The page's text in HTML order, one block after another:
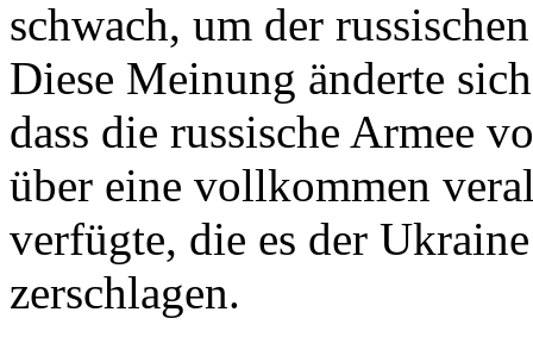
schwach, um der
Diese Meinung änderte
dass die russische Armee
über eine vollkommen
verfügte, die es der
zerschlagen.